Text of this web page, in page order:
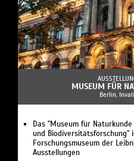
MUSEUM FÜR
Berlin,
Das "Museum für
und
Forschungsmuseum der
Ausstellungen